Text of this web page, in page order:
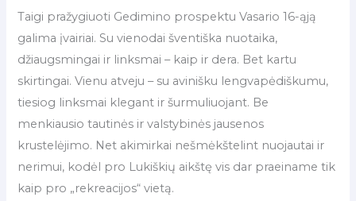
Taigi pražygiuoti Gedimino prospektu Vasario 16-ąją
galima įvairiai. Su vienodai šventiška nuotaika,
džiaugsmingai ir linksmai – kaip ir dera. Bet kartu
skirtingai. Vienu atveju – su avinišku lengvapėdiškumu,
tiesiog linksmai klegant ir šurmuliuojant. Be
menkiausio tautinės ir valstybinės jausenos
krustelėjimo. Net akimirkai nešmėkštelint nuojautai ir
nerimui, kodėl pro Lukiškių aikštę vis dar praeiname tik
kaip pro „rekreacijos“ vietą.